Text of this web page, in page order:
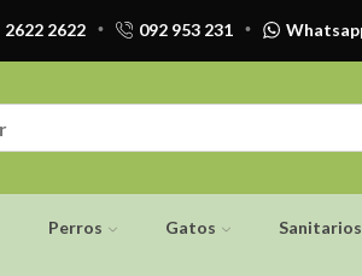
2622 2622 092 953 231
Perros Gatos